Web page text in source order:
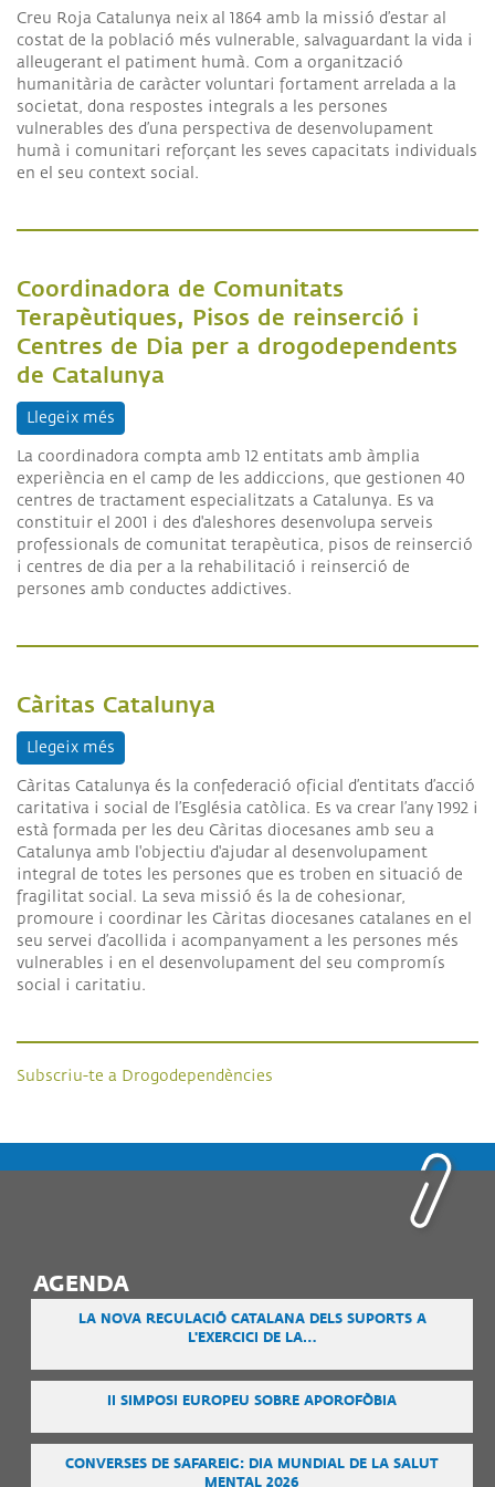
Creu Roja Catalunya neix al 1864 amb la missió d’estar al
costat de la població més vulnerable, salvaguardant la vida i
alleugerant el patiment humà. Com a organització
humanitària de caràcter voluntari fortament arrelada a la
societat, dona respostes integrals a les persones
vulnerables des d’una perspectiva de desenvolupament
humà i comunitari reforçant les seves capacitats individuals
en el seu context social.
Coordinadora de Comunitats
Terapèutiques, Pisos de reinserció i
Centres de Dia per a drogodependents
de Catalunya
Llegeix més
La coordinadora compta amb 12 entitats amb àmplia
experiència en el camp de les addiccions, que gestionen 40
centres de tractament especialitzats a Catalunya. Es va
constituir el 2001 i des d'aleshores desenvolupa serveis
professionals de comunitat terapèutica, pisos de reinserció
i centres de dia per a la rehabilitació i reinserció de
persones amb conductes addictives.
Càritas Catalunya
Llegeix més
Càritas Catalunya és la confederació oficial d’entitats d’acció
caritativa i social de l’Església catòlica. Es va crear l’any 1992 i
està formada per les deu Càritas diocesanes amb seu a
Catalunya amb l'objectiu d'ajudar al desenvolupament
integral de totes les persones que es troben en situació de
fragilitat social. La seva missió és la de cohesionar,
promoure i coordinar les Càritas diocesanes catalanes en el
seu servei d’acollida i acompanyament a les persones més
vulnerables i en el desenvolupament del seu compromís
social i caritatiu.
Subscriu-te a Drogodependències
AGENDA
LA NOVA REGULACIÓ CATALANA DELS SUPORTS A
L'EXERCICI DE LA…
II SIMPOSI EUROPEU SOBRE APOROFÒBIA
CONVERSES DE SAFAREIG: DIA MUNDIAL DE LA SALUT
MENTAL 2026